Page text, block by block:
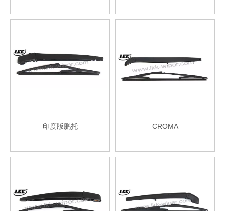
印度版鹏托 CROMA